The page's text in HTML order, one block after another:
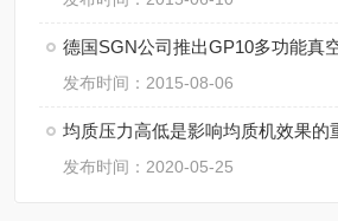
德国SGN公司推出GP10多功能真
发布时间：2015-08-06
均质压力高低是影响均质机效果的
发布时间：2020-05-25